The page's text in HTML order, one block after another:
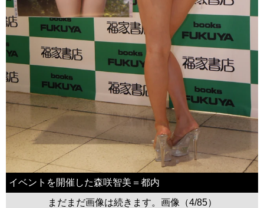
イベントを開催した森咲智美＝都内
まだまだ画像は続きます。画像（4/85）